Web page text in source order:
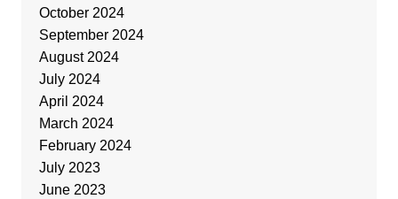
October 2024
September 2024
August 2024
July 2024
April 2024
March 2024
February 2024
July 2023
June 2023